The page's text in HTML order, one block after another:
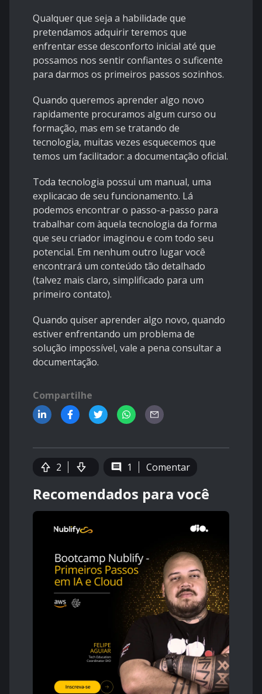
Qualquer que seja a habilidade que
pretendamos adquirir teremos que
enfrentar esse desconforto inicial até que
possamos nos sentir confiantes o suficente
para darmos os primeiros passos sozinhos.
Quando queremos aprender algo novo
rapidamente procuramos algum curso ou
formação, mas em se tratando de
tecnologia, muitas vezes esquecemos que
temos um facilitador: a documentação oficial.
Toda tecnologia possui um manual, uma
explicacao de seu funcionamento. Lá
podemos encontrar o passo-a-passo para
trabalhar com àquela tecnologia da forma
que seu criador imaginou e com todo seu
potencial. Em nenhum outro lugar você
encontrará um conteúdo tão detalhado
(talvez mais claro, simplificado para um
primeiro contato).
Quando quiser aprender algo novo, quando
estiver enfrentando um problema de
solução impossível, vale a pena consultar a
documentação.
Compartilhe
2 1 Comentar
Recomendados para você